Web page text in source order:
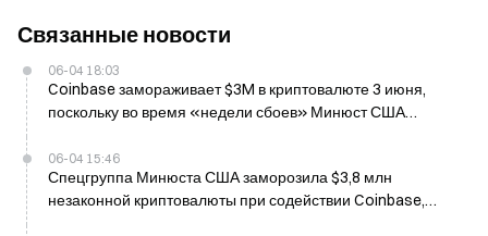
Связанные новости
06-04 18:03
Coinbase замораживает $3M в криптовалюте 3 июня,
поскольку во время «недели сбоев» Минюст США
06-04 15:46
Спецгруппа Минюста США заморозила $3,8 млн
незаконной криптовалюты при содействии Coinbase,